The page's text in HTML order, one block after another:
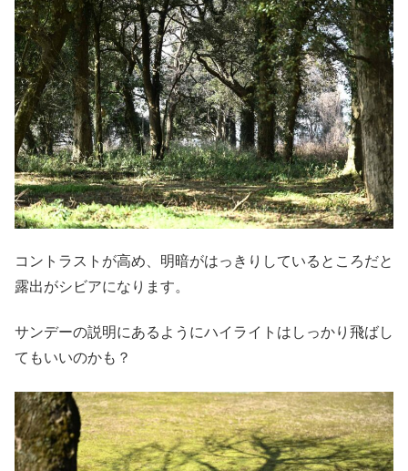
コントラストが高め、明暗がはっきりしているところだと
露出がシビアになります。
サンデーの説明にあるようにハイライトはしっかり飛ばし
てもいいのかも？